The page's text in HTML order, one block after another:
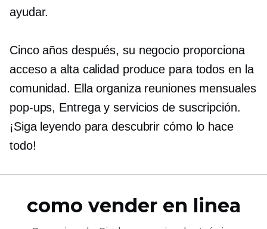
ayudar.
Cinco años después, su negocio proporciona
acceso aalta calidad produce para todos en la
comunidad. Ella organiza reuniones mensuales
pop-ups, Entrega y servicios de suscripción.
¡Siga leyendo para descubrir cómo lo hace
todo!
como vender en linea